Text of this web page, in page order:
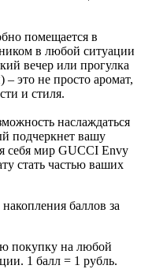
помещается в
в любой ситуации
вечер или прогулка
это не просто аромат,
и стиля.
наслаждаться
подчеркнет вашу
себя мир GUCCI Envy
стать частью ваших
баллов за
покупку на любой
1 балл = 1 рубль.